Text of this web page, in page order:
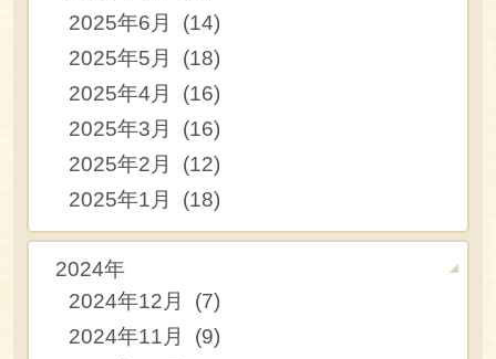
2025年6月 (14)
2025年5月 (18)
2025年4月 (16)
2025年3月 (16)
2025年2月 (12)
2025年1月 (18)
2024年
2024年12月 (7)
2024年11月 (9)